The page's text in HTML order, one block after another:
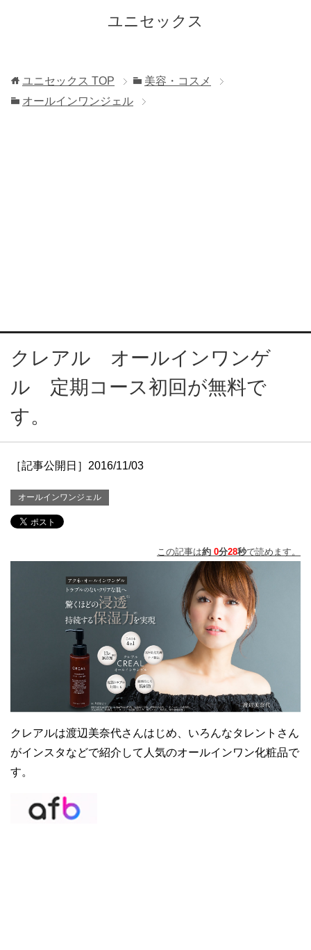
ユニセックス
ユニセックス TOP
美容・コスメ
オールインワンジェル
クレアル オールインワンゲ
ル 定期コース初回が無料で
す。
［記事公開日］2016/11/03
オールインワンジェル
この記事は約 0分28秒で読めます。
クレアルは渡辺美奈代さんはじめ、いろんなタレントさん
がインスタなどで紹介して人気のオールインワン化粧品で
す。